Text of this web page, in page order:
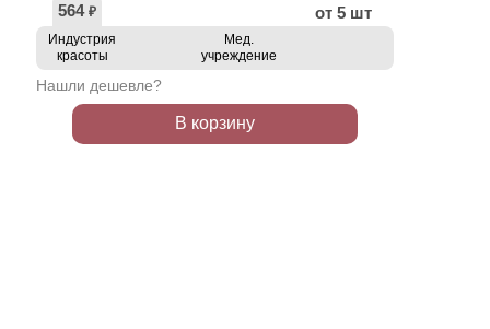
564 ₽ от 5 шт
Индустрия
красоты
Мед.
учреждение
Нашли дешевле?
В корзину